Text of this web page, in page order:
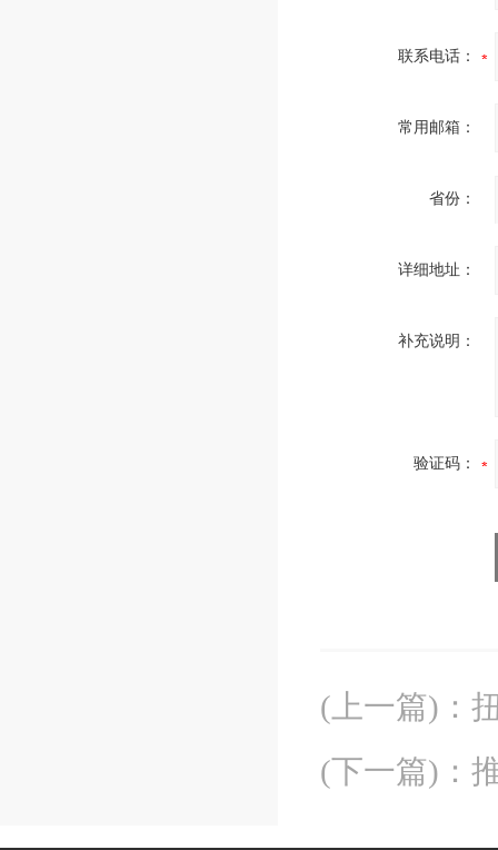
联系电话：
常用邮箱：
省份：
详细地址：
补充说明：
验证码：
(上一篇) ：
(下一篇) ：